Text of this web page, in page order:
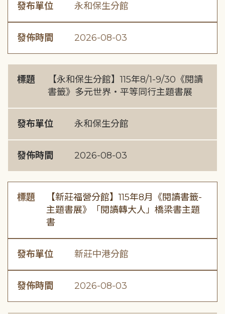
發布單位 永和保生分館
發佈時間 2026-08-03
標題
【永和保生分館】115年8/1-9/30《閱讀
書籤》多元世界・平等同行主題書展
發布單位 永和保生分館
發佈時間 2026-08-03
標題
【新莊福營分館】115年8月《閱讀書籤-
主題書展》「閱讀轉大人」橋梁書主題
書
發布單位 新莊中港分館
發佈時間 2026-08-03